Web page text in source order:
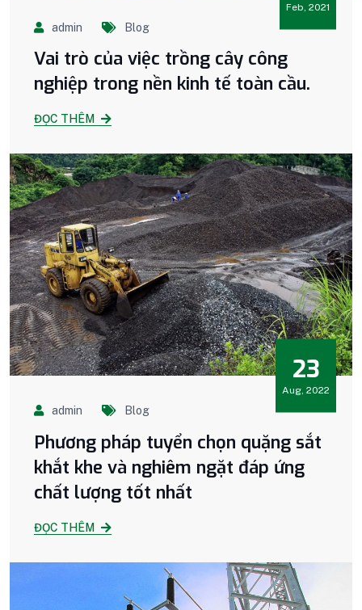
Feb, 2021
admin Blog
Vai trò của việc trồng cây công
nghiệp trong nền kinh tế toàn cầu.
ĐỌC THÊM
23
Aug, 2022
admin Blog
Phương pháp tuyển chọn quặng sắt
khắt khe và nghiêm ngặt đáp ứng
chất lượng tốt nhất
ĐỌC THÊM